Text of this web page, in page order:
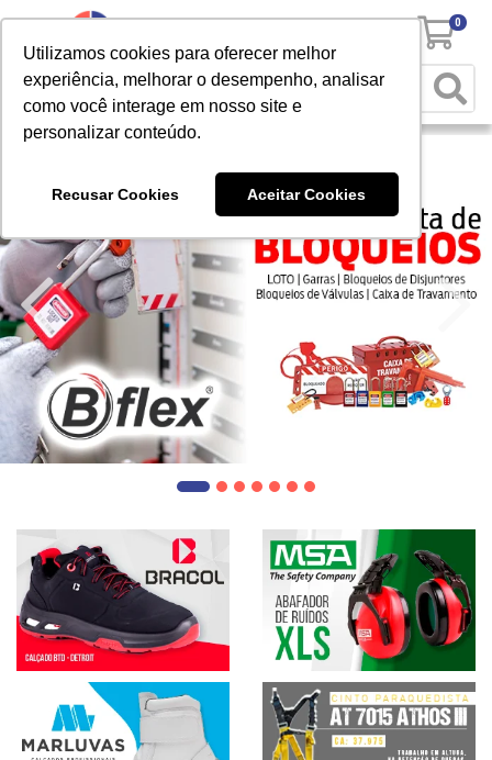
Utilizamos cookies para oferecer melhor
experiência, melhorar o desempenho, analisar
como você interage em nosso site e
personalizar conteúdo.
Recusar Cookies Aceitar Cookies
0